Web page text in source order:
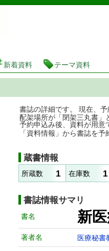
茨城県立図書館
新着資料 テーマ資料
書誌の詳細です。 現在、
配架場所が「閉架三丸書」
予約申込み後、資料が用意
「資料情報」から書誌を
蔵書情報
所蔵数 1 在庫数 1
書誌情報サマリ
書名 新
著者名 医療秘書